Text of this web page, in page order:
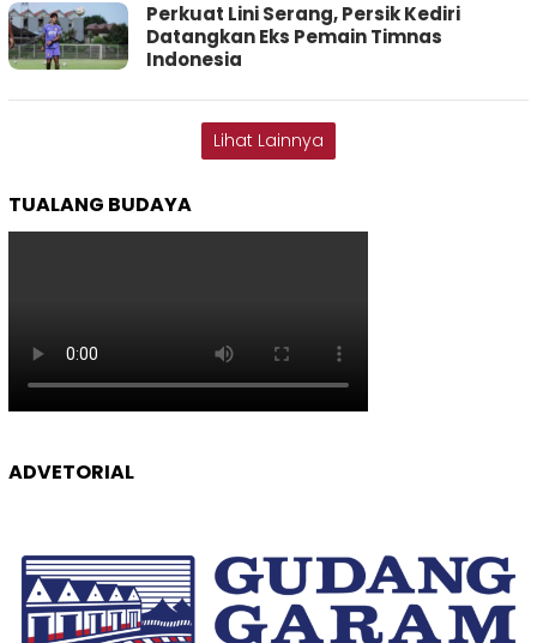
Perkuat Lini Serang, Persik Kediri
Datangkan Eks Pemain Timnas
Indonesia
Lihat Lainnya
TUALANG BUDAYA
ADVETORIAL